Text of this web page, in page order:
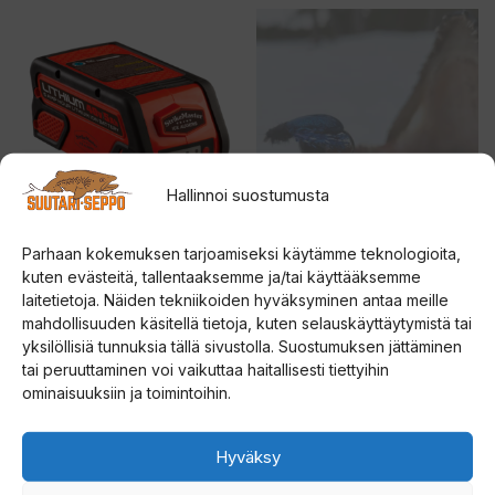
Hallinnoi suostumusta
Parhaan kokemuksen tarjoamiseksi käytämme teknologioita,
kuten evästeitä, tallentaaksemme ja/tai käyttääksemme
laitetietoja. Näiden tekniikoiden hyväksyminen antaa meille
mahdollisuuden käsitellä tietoja, kuten selauskäyttäytymistä tai
yksilöllisiä tunnuksia tällä sivustolla. Suostumuksen jättäminen
tai peruuttaminen voi vaikuttaa haitallisesti tiettyihin
ominaisuuksiin ja toimintoihin.
Hyväksy
Strikemaster Lithium 40V
Battery 5Ah lithium ION
akku
0
5
s
229,00€
SINIKUORIAINEN
KOPPIAINEN
4.83
5:stä
14,00 €
muunnelma.
tehdä
tuotteen
sivulla.
Tällä